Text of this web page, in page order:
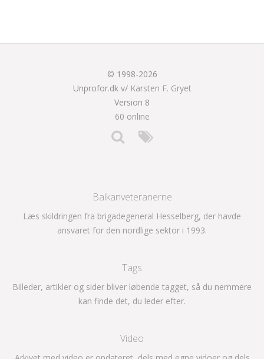
© 1998-2026
Unprofor.dk v/ Karsten F. Gryet
Version 8
60 online
Balkanveteranerne
Læs skildringen fra brigadegeneral Hesselberg, der havde
ansvaret for den nordlige sektor i 1993.
Tags
Billeder, artikler og sider bliver løbende tagget, så du nemmere
kan finde det, du leder efter.
Video